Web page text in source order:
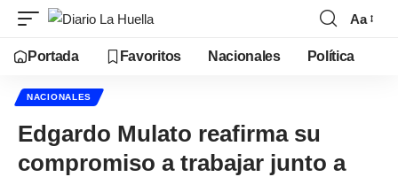
Aa
Portada Favoritos Nacionales Política
NACIONALES
Edgardo Mulato reafirma su
compromiso a trabajar junto a